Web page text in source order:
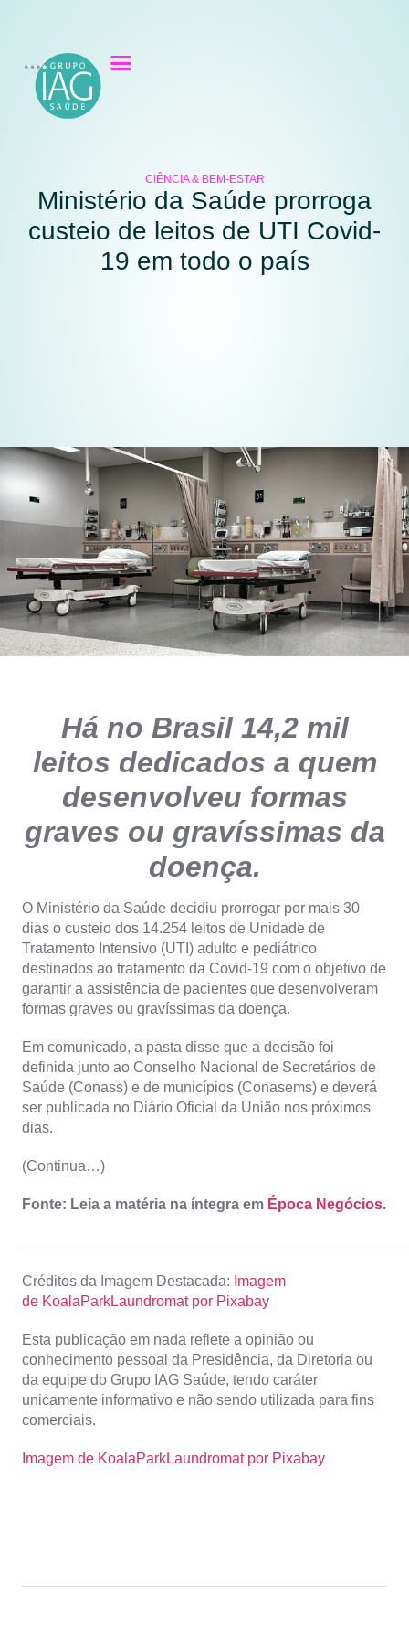
CIÊNCIA & BEM-ESTAR
Ministério da Saúde prorroga
custeio de leitos de UTI Covid-
19 em todo o país
Há no Brasil 14,2 mil
leitos dedicados a quem
desenvolveu formas
graves ou gravíssimas da
doença.
O Ministério da Saúde decidiu prorrogar por mais 30
dias o custeio dos 14.254 leitos de Unidade de
Tratamento Intensivo (UTI) adulto e pediátrico
destinados ao tratamento da Covid-19 com o objetivo de
garantir a assistência de pacientes que desenvolveram
formas graves ou gravíssimas da doença.
Em comunicado, a pasta disse que a decisão foi
definida junto ao Conselho Nacional de Secretários de
Saúde (Conass) e de municípios (Conasems) e deverá
ser publicada no Diário Oficial da União nos próximos
dias.
(Continua…)
Fonte: Leia a matéria na íntegra em Época Negócios.
Créditos da Imagem Destacada: Imagem
de KoalaParkLaundromat por Pixabay
Esta publicação em nada reflete a opinião ou
conhecimento pessoal da Presidência, da Diretoria ou
da equipe do Grupo IAG Saúde, tendo caráter
unicamente informativo e não sendo utilizada para fins
comerciais.
Imagem de KoalaParkLaundromat por Pixabay